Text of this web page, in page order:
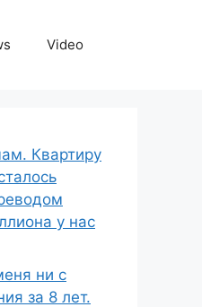
Video
Квартиру
у нас
ни с
за 8 лет.